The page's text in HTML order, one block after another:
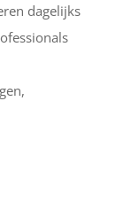
dagelijks